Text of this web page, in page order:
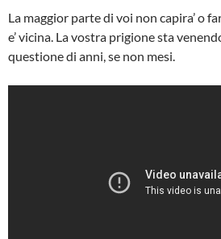
La maggior parte di voi non capira’ o
e’ vicina. La vostra prigione sta
questione di anni, se non mesi.